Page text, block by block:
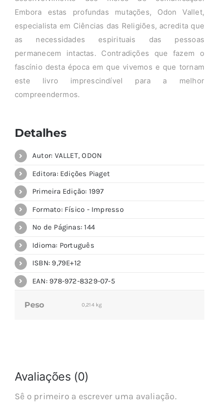
Embora estas profundas mutações, Odon Vallet,
especialista em Ciências das Religiões, acredita que
as necessidades espirituais das pessoas
permanecem intactas. Contradições que fazem o
fascínio desta época em que vivemos e que tornam
este livro imprescindível para a melhor
compreendermos.
Detalhes
Autor: VALLET, ODON
Editora: Edições Piaget
Primeira Edição: 1997
Formato: Físico - Impresso
Nº de Páginas: 144
Idioma: Português
ISBN: 9,79E+12
EAN: 978-972-8329-07-5
Peso 0,214 kg
Avaliações (0)
Sê o primeiro a escrever uma avaliação.